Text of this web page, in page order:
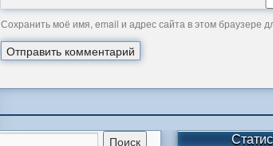
Сохранить моё имя, email и адрес сайта в этом браузере